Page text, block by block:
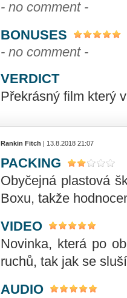
- no comment -
BONUSES
- no comment -
VERDICT
Překrásný film který
Rankin Fitch | 13.8.2018 21:07
PACKING
Obyčejná plastová
Boxu, takže
VIDEO
Novinka, která po
ruchů, tak jak se
AUDIO